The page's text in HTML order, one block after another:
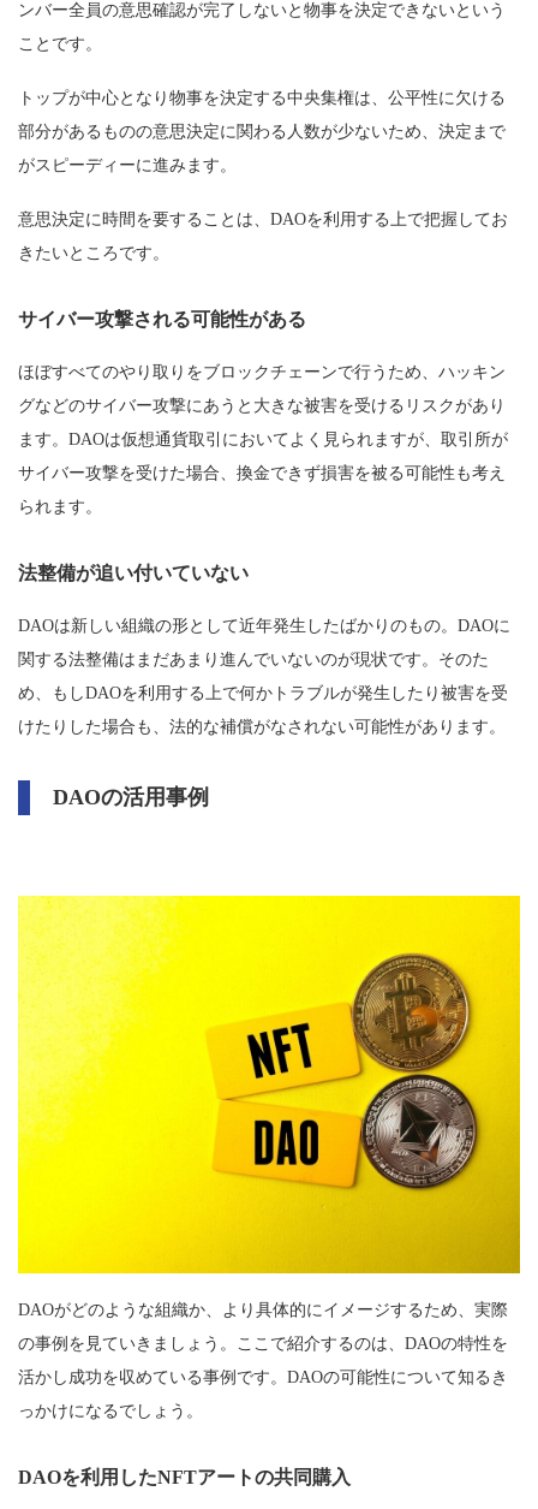
ンバー全員の意思確認が完了しないと物事を決定できないという
ことです。
トップが中心となり物事を決定する中央集権は、公平性に欠ける
部分があるものの意思決定に関わる人数が少ないため、決定まで
がスピーディーに進みます。
意思決定に時間を要することは、DAOを利用する上で把握してお
きたいところです。
サイバー攻撃される可能性がある
ほぼすべてのやり取りをブロックチェーンで行うため、ハッキン
グなどのサイバー攻撃にあうと大きな被害を受けるリスクがあり
ます。DAOは仮想通貨取引においてよく見られますが、取引所が
サイバー攻撃を受けた場合、換金できず損害を被る可能性も考え
られます。
法整備が追い付いていない
DAOは新しい組織の形として近年発生したばかりのもの。DAOに
関する法整備はまだあまり進んでいないのが現状です。そのた
め、もしDAOを利用する上で何かトラブルが発生したり被害を受
けたりした場合も、法的な補償がなされない可能性があります。
DAOの活用事例
DAOがどのような組織か、より具体的にイメージするため、実際
の事例を見ていきましょう。ここで紹介するのは、DAOの特性を
活かし成功を収めている事例です。DAOの可能性について知るき
っかけになるでしょう。
DAOを利用したNFTアートの共同購入